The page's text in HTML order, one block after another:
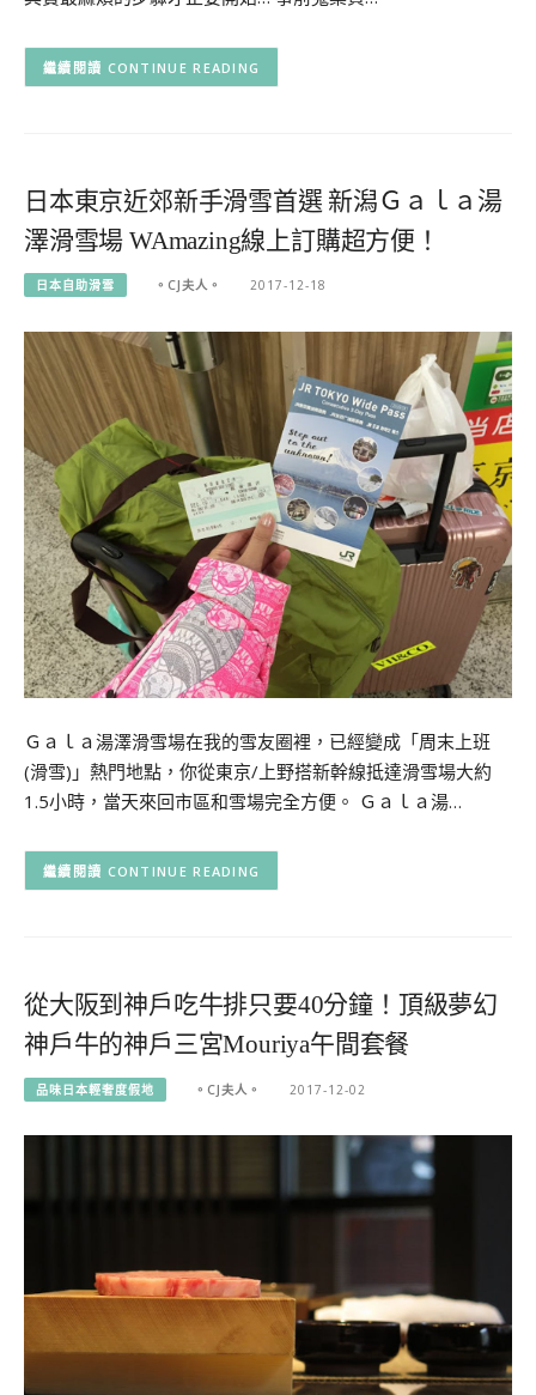
CONTINUE READING
日本東京近郊新手滑雪首選 新潟Ｇａｌａ湯
澤滑雪場 WAmazing線上訂購超方便！
日本自助滑雪 。CJ夫人。 2017-12-18
Ｇａｌａ湯澤滑雪場在我的雪友圈裡，已經變成「周末上班
(滑雪)」熱門地點，你從東京/上野搭新幹線抵達滑雪場大約
1.5小時，當天來回市區和雪場完全方便。 Ｇａｌａ湯…
CONTINUE READING
從大阪到神戶吃牛排只要40分鐘！頂級夢幻
神戶牛的神戶三宮Mouriya午間套餐
品味日本輕奢度假地 。CJ夫人。 2017-12-02